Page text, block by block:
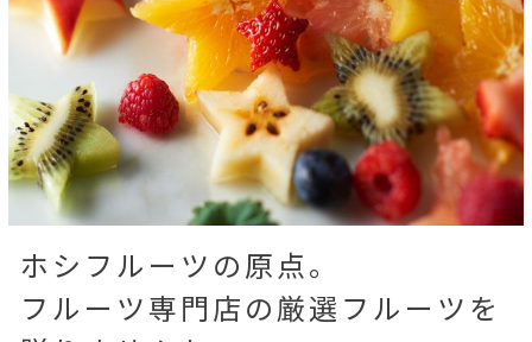
ホシフルーツの原点。
フルーツ専門店の厳選フルーツを